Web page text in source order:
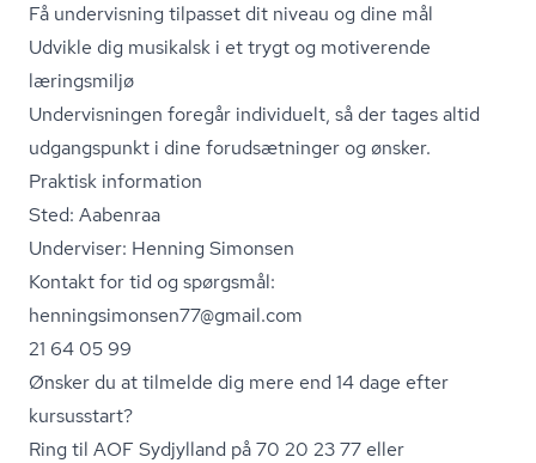
Få undervisning tilpasset dit niveau og dine mål
Udvikle dig musikalsk i et trygt og motiverende
læringsmiljø
Undervisningen foregår individuelt, så der tages altid
udgangspunkt i dine forudsætninger og ønsker.
Praktisk information
Sted: Aabenraa
Underviser: Henning Simonsen
Kontakt for tid og spørgsmål:
hen­nings­i­mon­sen77@gmail.com
21 64 05 99
Ønsker du at tilmelde dig mere end 14 dage efter
kursusstart?
Ring til AOF Sydjylland på 70 20 23 77 eller